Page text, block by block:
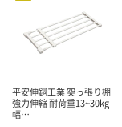
平安伸銅工業 突っ張り棚
強力伸縮 耐荷重13~30kg
幅…